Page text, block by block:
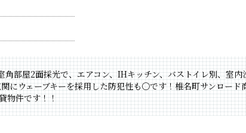
角部屋2面採光で、エアコン、IHキッチン、バストイレ別、室
にウェーブキーを採用した防犯性も〇です！椎名町サンロー
物件です！！